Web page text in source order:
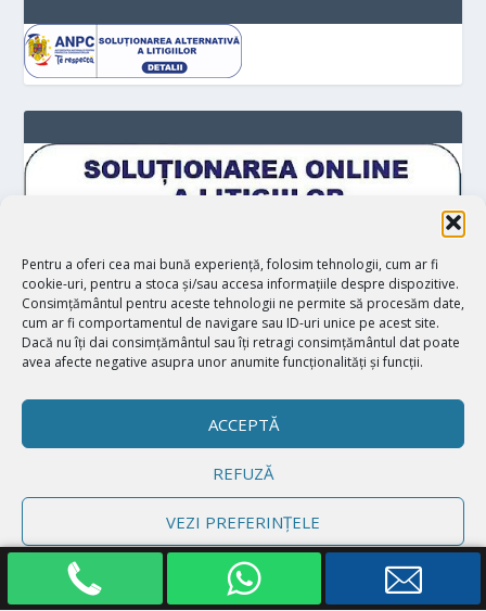
Pentru a oferi cea mai bună experiență, folosim tehnologii, cum ar fi
cookie-uri, pentru a stoca și/sau accesa informațiile despre dispozitive.
Consimțământul pentru aceste tehnologii ne permite să procesăm date,
cum ar fi comportamentul de navigare sau ID-uri unice pe acest site.
Dacă nu îți dai consimțământul sau îți retragi consimțământul dat poate
avea afecte negative asupra unor anumite funcționalități și funcții.
ACCEPTĂ
REFUZĂ
VEZI PREFERINȚELE
Politică cookie-uri Declarație de confidențialitate Impressum
Proiectat deElegant Themes| Realizat deWordPress